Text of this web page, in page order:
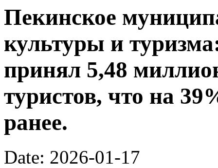
Пекинское
культуры и
принял 5,48
туристов, что на
ранее.
Date: 2026-01-17